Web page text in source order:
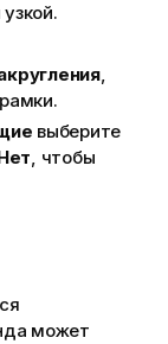
,
выберите
, чтобы
может